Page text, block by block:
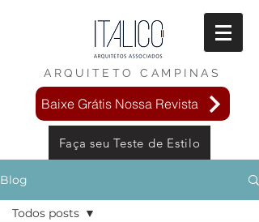
ARQUITETO CAMPINAS
Baixe Grátis Nossa Revista
Faça seu Teste de Estilo
Blog
Todos posts